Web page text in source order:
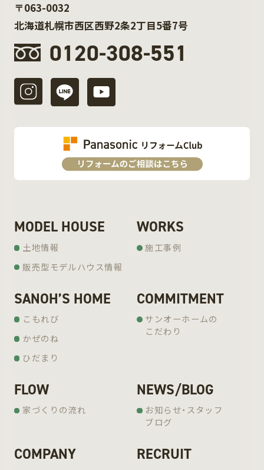
〒063-0032
北海道札幌市西区西野2条2丁目5番7号
0120-308-551
MODEL HOUSE
土地情報
販売型モデルハウス情報
WORKS
施工事例
SANOH’S HOME
こもれび
かぜのね
ひだまり
COMMITMENT
サンオーホームの
こだわり
FLOW
家づくりの流れ
NEWS/BLOG
お知らせ・スタッフ
ブログ
COMPANY RECRUIT